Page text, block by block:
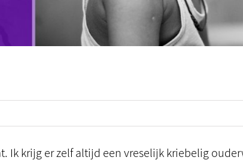
Ik krijg er zelf altijd een vreselijk kriebelig